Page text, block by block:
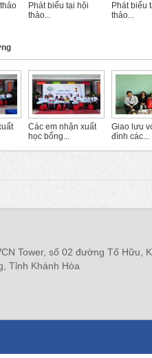
Phát biểu tại hội
thảo...
Phát biểu
thảo...
Các em nhận xuất
học bổng...
Giao lưu
đình các...
Tower, số 02 đường Tố Hữu,
Tỉnh Khánh Hòa